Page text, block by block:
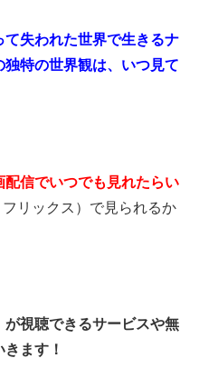
失われた世界で生きるナ
独特の世界観は、いつ見て
信でいつでも見れたらい
リックス）で見られるか
が視聴できるサービスや無
ます！